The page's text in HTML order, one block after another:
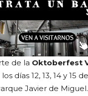
de la Oktoberfest
días 12, 13, 14 y 15
Javier de